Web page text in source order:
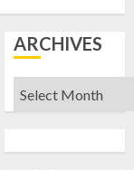
ARCHIVES
Archives